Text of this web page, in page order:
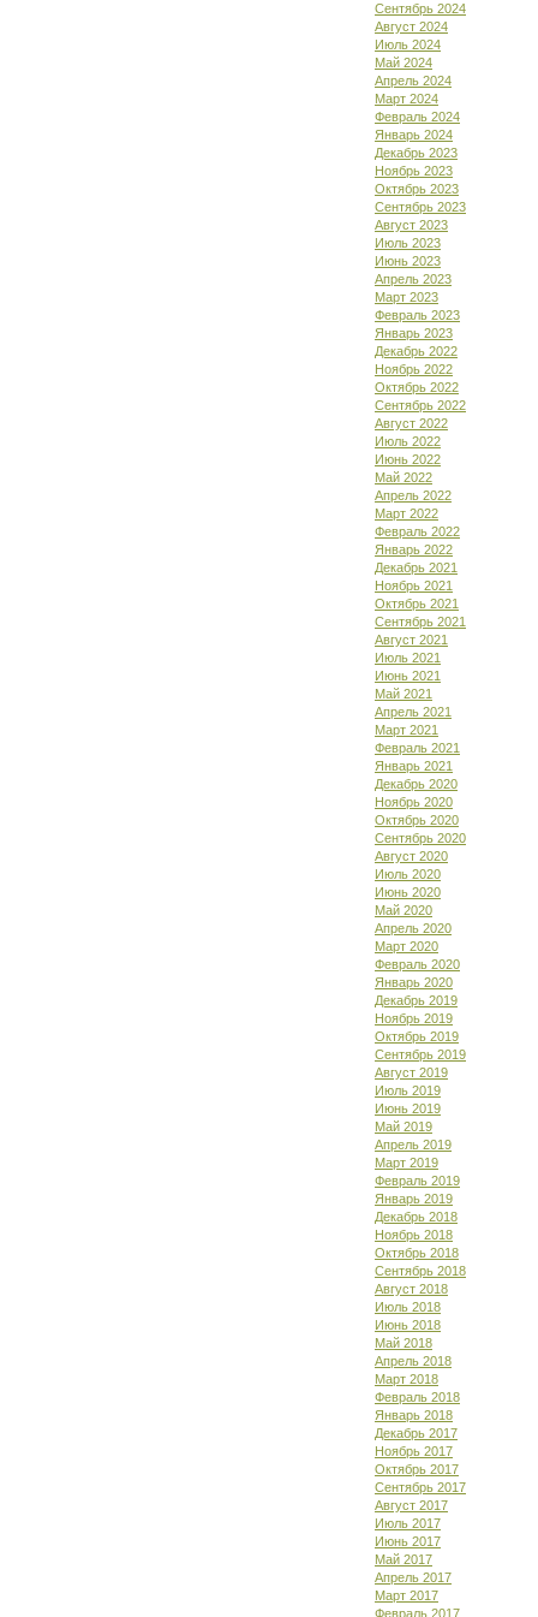
Сентябрь 2024
Август 2024
Июль 2024
Май 2024
Апрель 2024
Март 2024
Февраль 2024
Январь 2024
Декабрь 2023
Ноябрь 2023
Октябрь 2023
Сентябрь 2023
Август 2023
Июль 2023
Июнь 2023
Апрель 2023
Март 2023
Февраль 2023
Январь 2023
Декабрь 2022
Ноябрь 2022
Октябрь 2022
Сентябрь 2022
Август 2022
Июль 2022
Июнь 2022
Май 2022
Апрель 2022
Март 2022
Февраль 2022
Январь 2022
Декабрь 2021
Ноябрь 2021
Октябрь 2021
Сентябрь 2021
Август 2021
Июль 2021
Июнь 2021
Май 2021
Апрель 2021
Март 2021
Февраль 2021
Январь 2021
Декабрь 2020
Ноябрь 2020
Октябрь 2020
Сентябрь 2020
Август 2020
Июль 2020
Июнь 2020
Май 2020
Апрель 2020
Март 2020
Февраль 2020
Январь 2020
Декабрь 2019
Ноябрь 2019
Октябрь 2019
Сентябрь 2019
Август 2019
Июль 2019
Июнь 2019
Май 2019
Апрель 2019
Март 2019
Февраль 2019
Январь 2019
Декабрь 2018
Ноябрь 2018
Октябрь 2018
Сентябрь 2018
Август 2018
Июль 2018
Июнь 2018
Май 2018
Апрель 2018
Март 2018
Февраль 2018
Январь 2018
Декабрь 2017
Ноябрь 2017
Октябрь 2017
Сентябрь 2017
Август 2017
Июль 2017
Июнь 2017
Май 2017
Апрель 2017
Март 2017
Февраль 2017